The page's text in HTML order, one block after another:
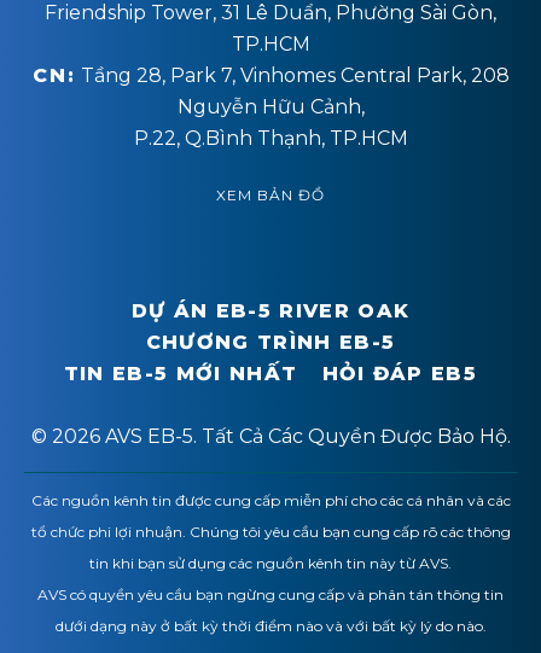
Friendship Tower, 31 Lê Duẩn, Phường Sài Gòn,
TP.HCM
CN: Tầng 28, Park 7, Vinhomes Central Park, 208
Nguyễn Hữu Cảnh,
P.22, Q.Bình Thạnh, TP.HCM
XEM BẢN ĐỒ
DỰ ÁN EB-5 RIVER OAK
CHƯƠNG TRÌNH EB-5
TIN EB-5 MỚI NHẤT
HỎI ĐÁP EB5
© 2026 AVS EB-5. Tất Cả Các Quyền Được Bảo Hộ.
Các nguồn kênh tin được cung cấp miễn phí cho các cá nhân và các
tổ chức phi lợi nhuận. Chúng tôi yêu cầu bạn cung cấp rõ các thông
tin khi bạn sử dụng các nguồn kênh tin này từ AVS.
AVS có quyền yêu cầu bạn ngừng cung cấp và phân tán thông tin
dưới dạng này ở bất kỳ thời điểm nào và với bất kỳ lý do nào.